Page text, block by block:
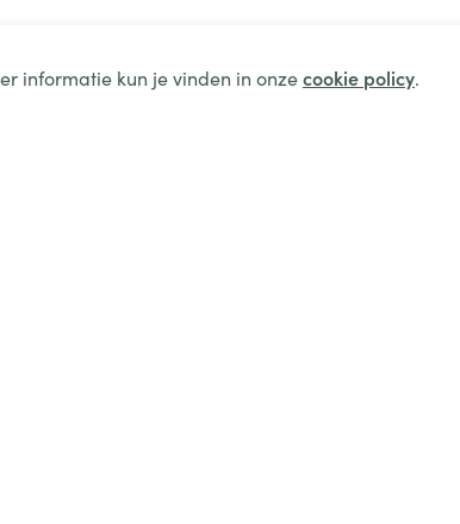
informatie kun je vinden in onzecookie policy.